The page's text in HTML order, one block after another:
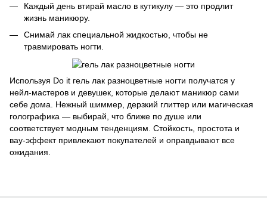
Каждый день втирай масло в кутикулу — это продлит
жизнь маникюру.
Снимай лак специальной жидкостью, чтобы не
травмировать ногти.
Используя Do it гель лак разноцветные ногти получатся у
нейл-мастеров и девушек, которые делают маникюр сами
себе дома. Нежный шиммер, дерзкий глиттер или магическая
голографика — выбирай, что ближе по душе или
соответствует модным тенденциям. Стойкость, простота и
вау-эффект привлекают покупателей и оправдывают все
ожидания.